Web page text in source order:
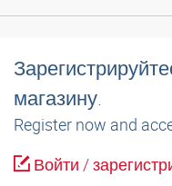
магазину.
Register now and
Войти /